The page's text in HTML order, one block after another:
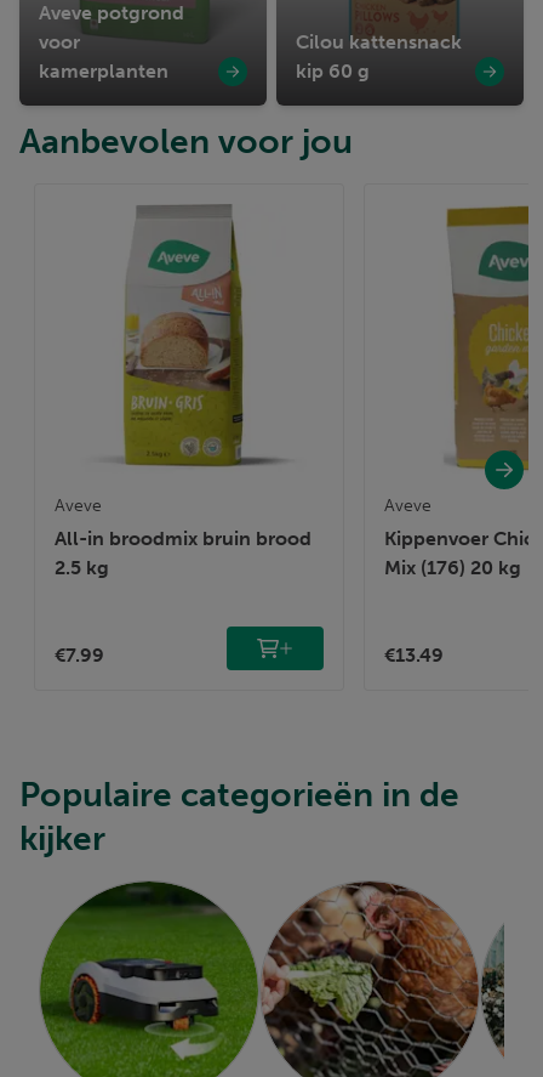
Aveve potgrond
voor
kamerplanten
Cilou kattensnack
kip 60 g
Aanbevolen voor jou
Aveve
All-in broodmix bruin brood
2.5 kg
€7.99
Aveve
Kippenvoer
Mix (176) 20 kg
€13.49
Populaire categorieën in de
kijker